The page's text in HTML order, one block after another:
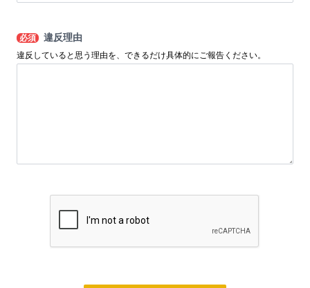
必須 違反理由
違反していると思う理由を、できるだけ具体的にご報告ください。